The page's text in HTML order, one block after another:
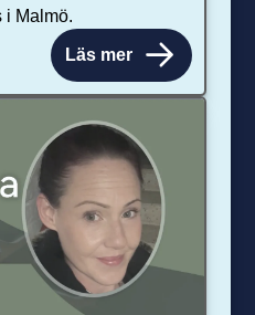
i Malmö.
Läs mer